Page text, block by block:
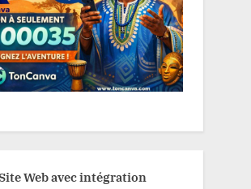
Web avec intégration